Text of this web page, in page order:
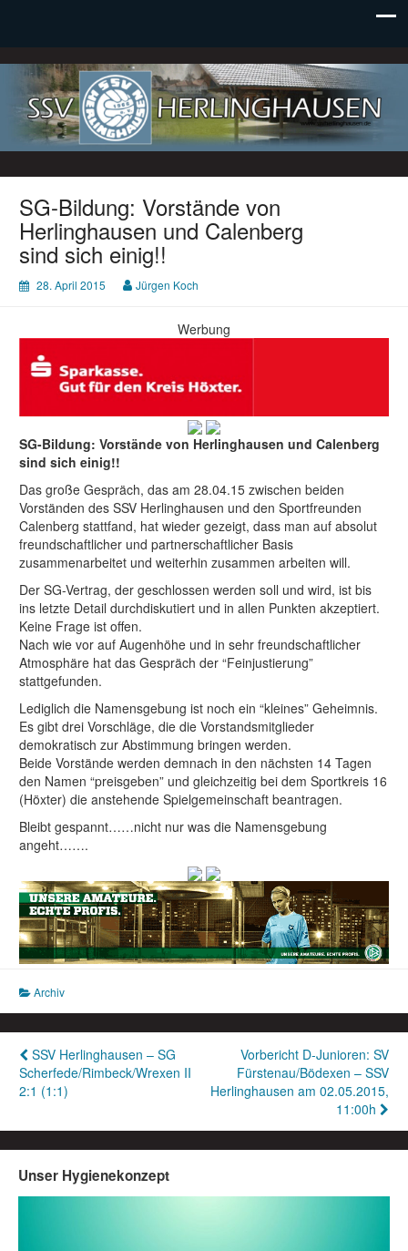
SSV Herlinghausen e. V.
SG-Bildung: Vorstände von
Herlinghausen und Calenberg
sind sich einig!!
28. April 2015 Jürgen Koch
Werbung
SG-Bildung: Vorstände von Herlinghausen und Calenberg
sind sich einig!!
Das große Gespräch, das am 28.04.15 zwischen beiden
Vorständen des SSV Herlinghausen und den Sportfreunden
Calenberg stattfand, hat wieder gezeigt, dass man auf absolut
freundschaftlicher und partnerschaftlicher Basis
zusammenarbeitet und weiterhin zusammen arbeiten will.
Der SG-Vertrag, der geschlossen werden soll und wird, ist bis
ins letzte Detail durchdiskutiert und in allen Punkten akzeptiert.
Keine Frage ist offen.
Nach wie vor auf Augenhöhe und in sehr freundschaftlicher
Atmosphäre hat das Gespräch der “Feinjustierung”
stattgefunden.
Lediglich die Namensgebung ist noch ein “kleines” Geheimnis.
Es gibt drei Vorschläge, die die Vorstandsmitglieder
demokratisch zur Abstimmung bringen werden.
Beide Vorstände werden demnach in den nächsten 14 Tagen
den Namen “preisgeben” und gleichzeitig bei dem Sportkreis 16
(Höxter) die anstehende Spielgemeinschaft beantragen.
Bleibt gespannt……nicht nur was die Namensgebung
angeht…….
Archiv
Beitragsnavigation
SSV Herlinghausen – SG
Scherfede/Rimbeck/Wrexen II
2:1 (1:1)
Vorbericht D-Junioren: SV
Fürstenau/Bödexen – SSV
Herlinghausen am 02.05.2015,
11:00h
Unser Hygienekonzept